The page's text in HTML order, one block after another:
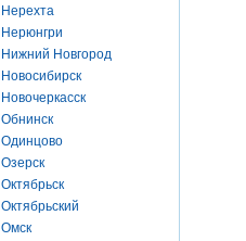
Нерехта
Нерюнгри
Нижний Новгород
Новосибирск
Новочеркасск
Обнинск
Одинцово
Озерск
Октябрьск
Октябрьский
Омск